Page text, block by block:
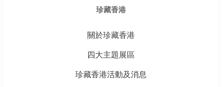
珍藏香港
關於珍藏香港
四大主題展區
珍藏香港活動及消息